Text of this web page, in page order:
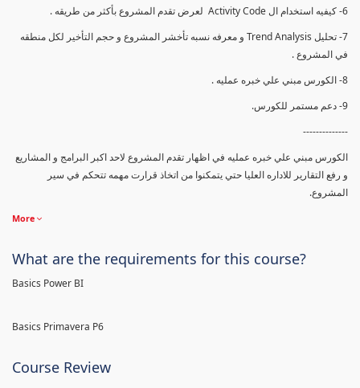
6- كيفيه استخدام ال Activity Code لعرض تقدم المشروع بأكثر من طريقه .
7- تحليل Trend Analysis و معرفه نسبه تأخشر المشروع و حجم التأخير لكل منطقه
في المشروع .
8- الكورس مبني علي خبره عمليه .
9- دعم مستمر للكورس.
--------------
الكورس مبني علي خبره عمليه في اظهار تقدم المشروع لاحد اكبر البرامج و المشاريع
و رفع التقارير للاداره العليا حتي يتمكنوا من اتخاذ قرارت مهمه تتحكم في سير
المشروع.
More
What are the requirements for this course?
Basics Power BI
Basics Primavera P6
Course Review